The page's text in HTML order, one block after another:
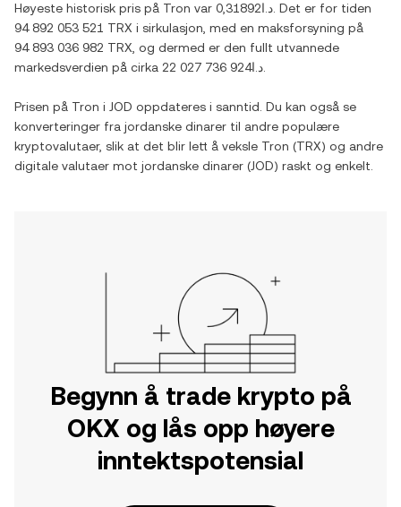
Høyeste historisk pris på Tron var د.ا0,31892 . Det er for tiden
94 892 053 521 TRX i sirkulasjon, med en maksforsyning på
94 893 036 982 TRX , og dermed er den fullt utvannede
markedsverdien på cirka
د.ا22 027 736 924
Prisen på Tron i JOD oppdateres i sanntid. Du kan også se
konverteringer fra jordanske dinarer til andre populære
kryptovalutaer, slik at det blir lett å veksle Tron (TRX) og andre
digitale valutaer mot jordanske dinarer (JOD) raskt og enkelt.
Begynn å trade krypto på
OKX og lås opp høyere
inntektspotensial